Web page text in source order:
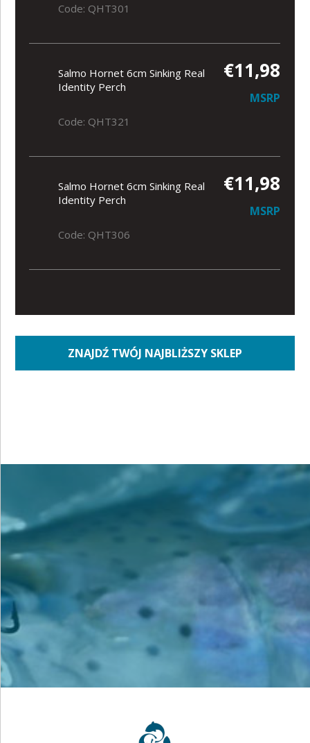
Code: QHT301
Salmo Hornet 6cm Sinking Real
Identity Perch
€11,98
MSRP
Code: QHT321
Salmo Hornet 6cm Sinking Real
Identity Perch
€11,98
MSRP
Code: QHT306
ZNAJDŹ TWÓJ NAJBLIŻSZY SKLEP